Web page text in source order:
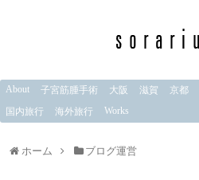
About 子宮筋腫手術 大阪 滋賀 京都
国内旅行
海外旅行 Works
ホーム ブログ運営